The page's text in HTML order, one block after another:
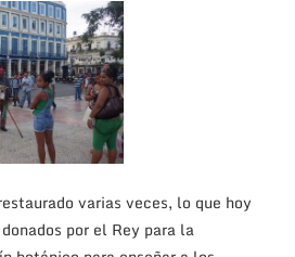
varias veces, lo que hoy
por el Rey para la